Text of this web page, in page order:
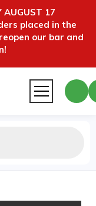
AUGUST 17
placed in the
our bar and